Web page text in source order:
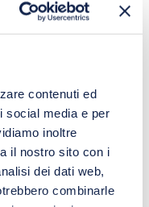
contenuti ed
social media e per
inoltre
il nostro sito con i
dei dati web,
combinarle